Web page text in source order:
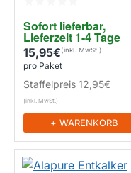
Sofort lieferbar,
Lieferzeit 1-4 Tage
15,95€
pro Paket
Staffelpreis 12,95€
+ WARENKORB